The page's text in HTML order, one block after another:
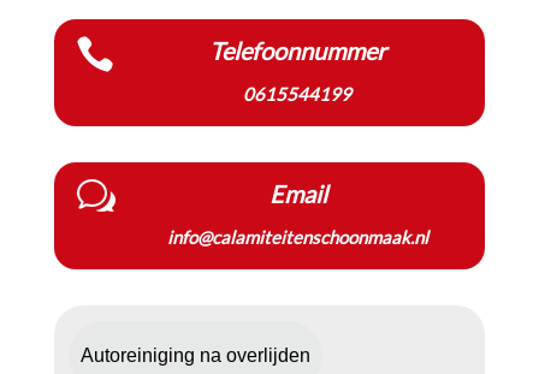
 Telefoonnummer
0615544199
w Email
info@calamiteitenschoonmaak.nl
Autoreiniging na overlijden